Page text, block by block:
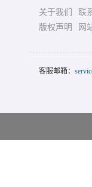
关于我们 联
版权声明
网
客服邮箱：